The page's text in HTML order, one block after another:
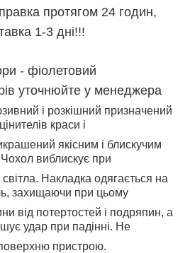
протягом 24 годин,
1-3 дні!!!
- фіолетовий
уточнюйте у менеджера
і розкішний призначений
краси і
якісним і блискучим
виблискує при
Накладка одягається на
захищаючи при цьому
від потертостей і подряпин, а
удар при падінні. Не
пристрою.